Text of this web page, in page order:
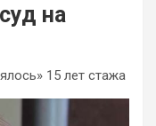
на
15 лет стажа